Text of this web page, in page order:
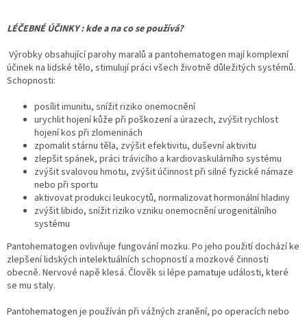
LÉČEBNÉ ÚČINKY : kde a na co se používá?
Výrobky obsahující parohy maralů a pantohematogen mají komplexní
účinek na lidské tělo, stimulují práci všech životně důležitých systémů.
Schopnosti:
posílit imunitu, snížit riziko onemocnění
urychlit hojení kůže při poškození a úrazech, zvýšit rychlost
hojení kos při zlomeninách
zpomalit stárnu těla, zvýšit efektivitu, duševní aktivitu
zlepšit spánek, práci trávicího a kardiovaskulárního systému
zvýšit svalovou hmotu, zvýšit účinnost při silné fyzické námaze
nebo při sportu
aktivovat produkci leukocytů, normalizovat hormonální hladiny
zvýšit libido, snížit riziko vzniku onemocnění urogenitálního
systému
Pantohematogen ovlivňuje fungování mozku. Po jeho použití dochází ke
zlepšení lidských intelektuálních schopností a mozkové činnosti
obecně. Nervové napě klesá. Člověk si lépe pamatuje události, které
se mu staly.
Pantohematogen je používán při vážných zranění, po operacích nebo